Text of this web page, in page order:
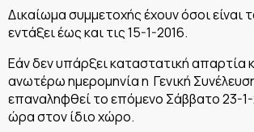
Δικαίωμα συμμετοχής έχουν όσοι είναι
εντάξει έως και τις 15-1-2016.
Εάν δεν υπάρξει καταστατική απαρτία
ανωτέρω ημερομηνία η Γενική
επαναληφθεί το επόμενο Σάββατο 23-1-
ώρα στον ίδιο χώρο.